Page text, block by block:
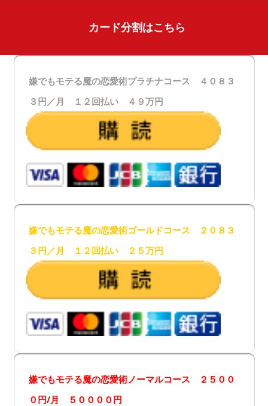
カード分割はこちら
嫌でもモテる魔の恋愛術プラチナコース ４０８３
３円／月 １２回払い ４９万円
嫌でもモテる魔の恋愛術ゴールドコース ２０８３
３円／月 １２回払い ２５万円
嫌でもモテる魔の恋愛術ノーマルコース ２５００
０円/月 ５００００円